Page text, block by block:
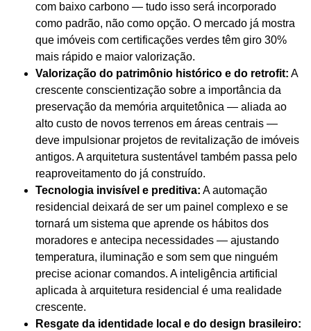
com baixo carbono — tudo isso será incorporado
como padrão, não como opção. O mercado já mostra
que imóveis com certificações verdes têm giro 30%
mais rápido e maior valorização.
Valorização do patrimônio histórico e do retrofit: A
crescente conscientização sobre a importância da
preservação da memória arquitetônica — aliada ao
alto custo de novos terrenos em áreas centrais —
deve impulsionar projetos de revitalização de imóveis
antigos. A arquitetura sustentável também passa pelo
reaproveitamento do já construído.
Tecnologia invisível e preditiva: A automação
residencial deixará de ser um painel complexo e se
tornará um sistema que aprende os hábitos dos
moradores e antecipa necessidades — ajustando
temperatura, iluminação e som sem que ninguém
precise acionar comandos. A inteligência artificial
aplicada à arquitetura residencial é uma realidade
crescente.
Resgate da identidade local e do design brasileiro: